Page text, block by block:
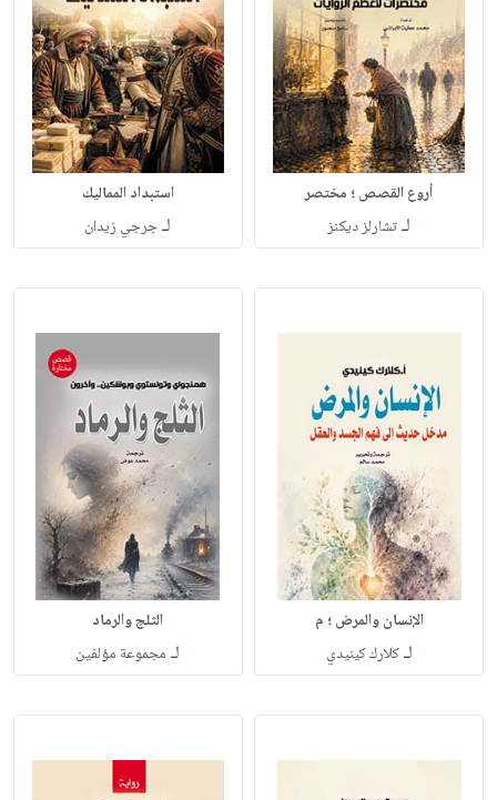
أروع القصص ؛ مختصر
لـتشارلز ديكنز
استبداد المماليك
لـجرجي زيدان
الإنسان والمرض ؛ م
لـكلارك كينيدي
الثلج والرماد
لـ مجموعة مؤلفين